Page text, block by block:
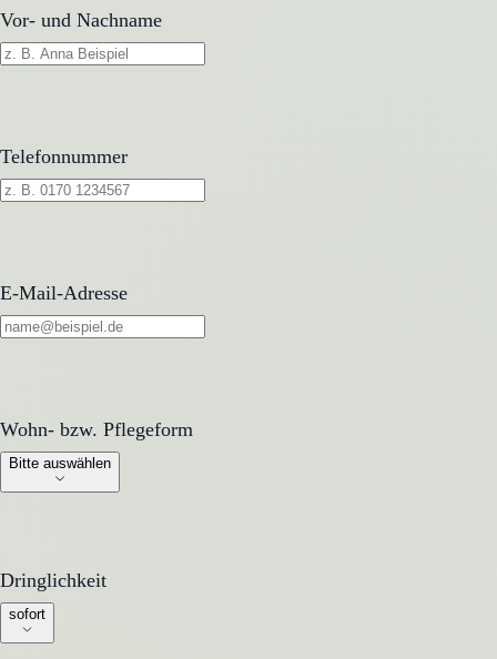
Vor- und Nachname
Telefonnummer
E-Mail-Adresse
Wohn- bzw. Pflegeform
Wohn- bzw. Pflegeform
Bitte auswählen
Dringlichkeit
Dringlichkeit
sofort